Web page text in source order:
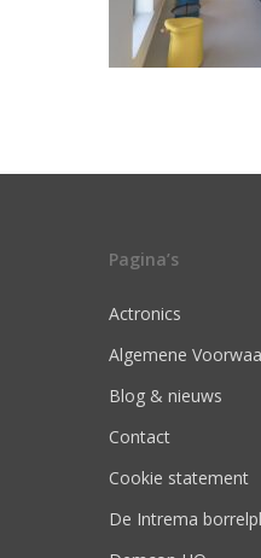
Pagina’s
Actronics
Algemene
Blog & nieuws
Contact
Cookie statement
De Intrema